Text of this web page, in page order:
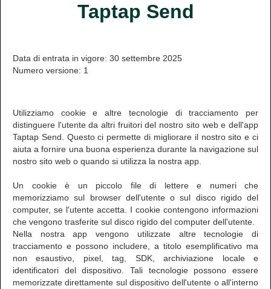
Taptap Send
Data di entrata in vigore: 30 settembre 2025
Numero versione: 1
Utilizziamo cookie e altre tecnologie di tracciamento per
distinguere l'utente da altri fruitori del nostro sito web e dell'app
Taptap Send. Questo ci permette di migliorare il nostro sito e ci
aiuta a fornire una buona esperienza durante la navigazione sul
nostro sito web o quando si utilizza la nostra app.
Un cookie è un piccolo file di lettere e numeri che
memorizziamo sul browser dell'utente o sul disco rigido del
computer, se l'utente accetta. I cookie contengono informazioni
che vengono trasferite sul disco rigido del computer dell'utente.
Nella nostra app vengono utilizzate altre tecnologie di
tracciamento e possono includere, a titolo esemplificativo ma
non esaustivo, pixel, tag, SDK, archiviazione locale e
identificatori del dispositivo. Tali tecnologie possono essere
memorizzate direttamente sul dispositivo dell'utente o all'interno